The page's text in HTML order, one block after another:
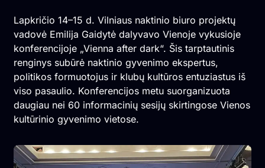
Lapkričio 14–15 d. Vilniaus naktinio biuro projektų
vadovė Emilija Gaidytė dalyvavo Vienoje vykusioje
konferencijoje „Vienna after dark“. Šis tarptautinis
renginys subūrė naktinio gyvenimo ekspertus,
politikos formuotojus ir klubų kultūros entuziastus iš
viso pasaulio. Konferencijos metu suorganizuota
daugiau nei 60 informacinių sesijų skirtingose Vienos
kultūrinio gyvenimo vietose.